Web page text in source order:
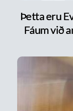
Þetta eru
Fáum við